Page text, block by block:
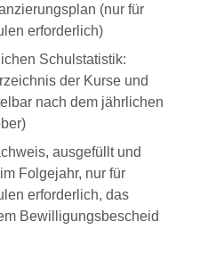
(nur für
erforderlich)
Schulstatistik:
der Kurse und
nach dem jährlichen
ausgefüllt und
Folgejahr, nur für
erforderlich, das
Bewilligungsbescheid